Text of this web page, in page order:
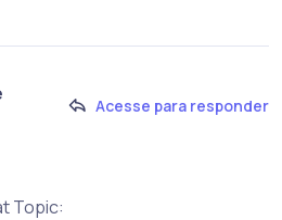
Acesse para responder
Topic: